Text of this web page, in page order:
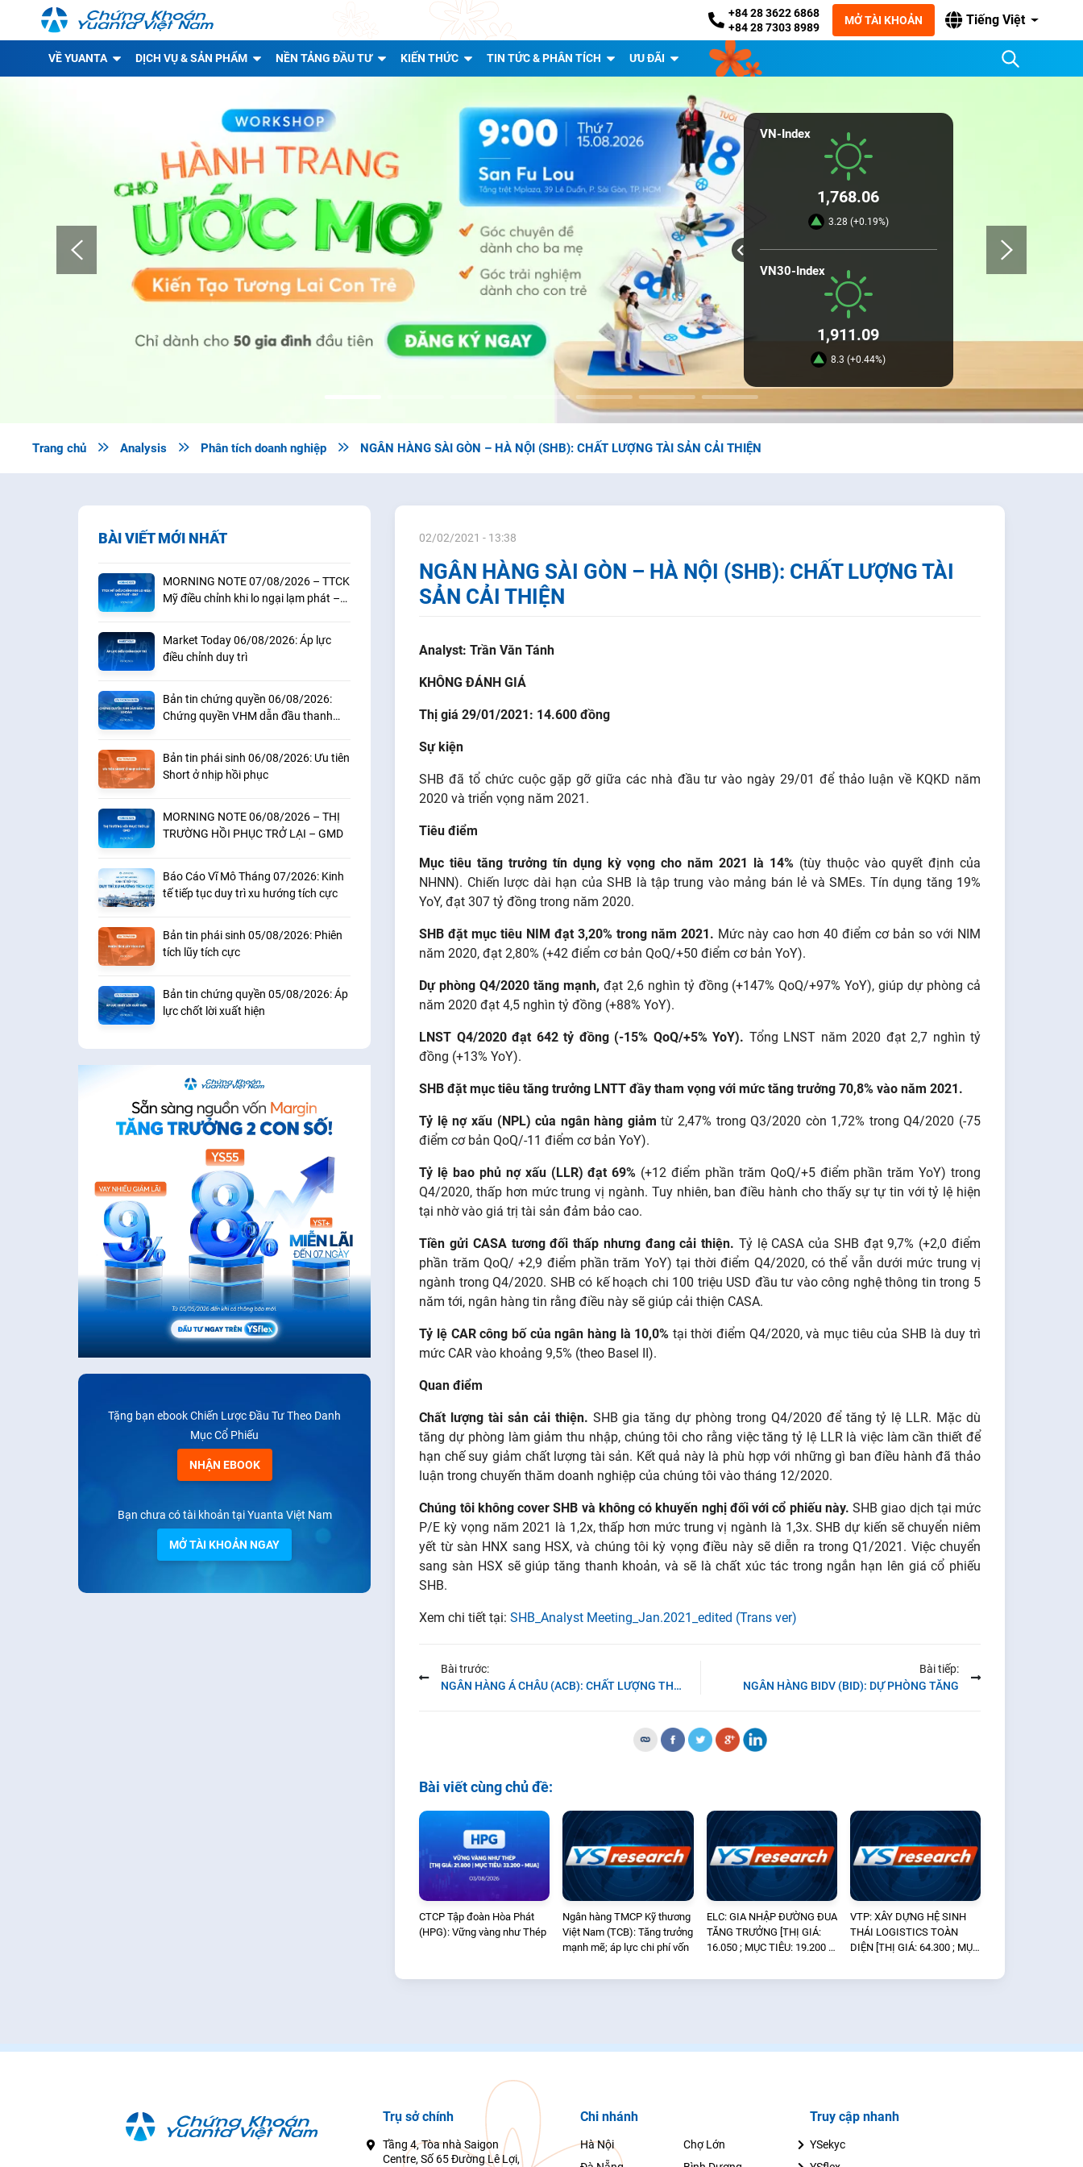
+84 28 3622 6868
+84 28 7303 8989
MỞ TÀI KHOẢN Tiếng Việt
VỀ YUANTA DỊCH VỤ & SẢN PHẨM NỀN TẢNG ĐẦU TƯ KIẾN THỨC TIN TỨC & PHÂN TÍCH ƯU ĐÃI
VN-Index
1,768.06
3.28 (+0.19%)
VN30-Index
1,911.09
8.3 (+0.44%)
Trang chủ  Analysis  Phân tích doanh nghiệp  NGÂN HÀNG SÀI GÒN – HÀ NỘI (SHB): CHẤT LƯỢNG TÀI SẢN CẢI THIỆN
BÀI VIẾT MỚI NHẤT
MORNING NOTE 07/08/2026 – TTCK
Mỹ điều chỉnh khi lo ngại lạm phát –
Market Today 06/08/2026: Áp lực
điều chỉnh duy trì
Bản tin chứng quyền 06/08/2026:
Chứng quyền VHM dẫn đầu thanh
Bản tin phái sinh 06/08/2026: Ưu tiên
Short ở nhịp hồi phục
MORNING NOTE 06/08/2026 – THỊ
TRƯỜNG HỒI PHỤC TRỞ LẠI – GMD
Báo Cáo Vĩ Mô Tháng 07/2026: Kinh
tế tiếp tục duy trì xu hướng tích cực
Bản tin phái sinh 05/08/2026: Phiên
tích lũy tích cực
Bản tin chứng quyền 05/08/2026: Áp
lực chốt lời xuất hiện
Tặng bạn ebook Chiến Lược Đầu Tư Theo Danh
Mục Cổ Phiếu
NHẬN EBOOK
Bạn chưa có tài khoản tại Yuanta Việt Nam
MỞ TÀI KHOẢN NGAY
02/02/2021 - 13:38
NGÂN HÀNG SÀI GÒN – HÀ NỘI (SHB): CHẤT LƯỢNG TÀI
SẢN CẢI THIỆN
Analyst: Trần Văn Tánh
KHÔNG ĐÁNH GIÁ
Thị giá 29/01/2021: 14.600 đồng
Sự kiện
SHB đã tổ chức cuộc gặp gỡ giữa các nhà đầu tư vào ngày 29/01 để thảo luận về KQKD năm
2020 và triển vọng năm 2021.
Tiêu điểm
Mục tiêu tăng trưởng tín dụng kỳ vọng cho năm 2021 là 14% (tùy thuộc vào quyết định của
NHNN). Chiến lược dài hạn của SHB là tập trung vào mảng bán lẻ và SMEs. Tín dụng tăng 19%
YoY, đạt 307 tỷ đồng trong năm 2020.
SHB đặt mục tiêu NIM đạt 3,20% trong năm 2021. Mức này cao hơn 40 điểm cơ bản so với NIM
năm 2020, đạt 2,80% (+42 điểm cơ bản QoQ/+50 điểm cơ bản YoY).
Dự phòng Q4/2020 tăng mạnh, đạt 2,6 nghìn tỷ đồng (+147% QoQ/+97% YoY), giúp dự phòng cả
năm 2020 đạt 4,5 nghìn tỷ đồng (+88% YoY).
LNST Q4/2020 đạt 642 tỷ đồng (-15% QoQ/+5% YoY). Tổng LNST năm 2020 đạt 2,7 nghìn tỷ
đồng (+13% YoY).
SHB đặt mục tiêu tăng trưởng LNTT đầy tham vọng với mức tăng trưởng 70,8% vào năm 2021.
Tỷ lệ nợ xấu (NPL) của ngân hàng giảm từ 2,47% trong Q3/2020 còn 1,72% trong Q4/2020 (-75
điểm cơ bản QoQ/-11 điểm cơ bản YoY).
Tỷ lệ bao phủ nợ xấu (LLR) đạt 69% (+12 điểm phần trăm QoQ/+5 điểm phần trăm YoY) trong
Q4/2020, thấp hơn mức trung vị ngành. Tuy nhiên, ban điều hành cho thấy sự tự tin với tỷ lệ hiện
tại nhờ vào giá trị tài sản đảm bảo cao.
Tiền gửi CASA tương đối thấp nhưng đang cải thiện. Tỷ lệ CASA của SHB đạt 9,7% (+2,0 điểm
phần trăm QoQ/ +2,9 điểm phần trăm YoY) tại thời điểm Q4/2020, có thể vẫn dưới mức trung vị
ngành trong Q4/2020. SHB có kế hoạch chi 100 triệu USD đầu tư vào công nghệ thông tin trong 5
năm tới, ngân hàng tin rằng điều này sẽ giúp cải thiện CASA.
Tỷ lệ CAR công bố của ngân hàng là 10,0% tại thời điểm Q4/2020, và mục tiêu của SHB là duy trì
mức CAR vào khoảng 9,5% (theo Basel II).
Quan điểm
Chất lượng tài sản cải thiện. SHB gia tăng dự phòng trong Q4/2020 để tăng tỷ lệ LLR. Mặc dù
tăng dự phòng làm giảm thu nhập, chúng tôi cho rằng việc tăng tỷ lệ LLR là việc làm cần thiết để
hạn chế suy giảm chất lượng tài sản. Kết quả này là phù hợp với những gì ban điều hành đã thảo
luận trong chuyến thăm doanh nghiệp của chúng tôi vào tháng 12/2020.
Chúng tôi không cover SHB và không có khuyến nghị đối với cổ phiếu này. SHB giao dịch tại mức
P/E kỳ vọng năm 2021 là 1,2x, thấp hơn mức trung vị ngành là 1,3x. SHB dự kiến sẽ chuyển niêm
yết từ sàn HNX sang HSX, và chúng tôi kỳ vọng điều này sẽ diễn ra trong Q1/2021. Việc chuyển
sang sàn HSX sẽ giúp tăng thanh khoản, và sẽ là chất xúc tác trong ngắn hạn lên giá cổ phiếu
SHB.
Xem chi tiết tại:SHB_Analyst Meeting_Jan.2021_edited (Trans ver)
Bài trước:
NGÂN HÀNG Á CHÂU (ACB): CHẤT LƯỢNG THU NHẬP TỐT
Bài tiếp:
NGÂN HÀNG BIDV (BID): DỰ PHÒNG TĂNG
Bài viết cùng chủ đề:
CTCP Tập đoàn Hòa Phát
(HPG): Vững vàng như Thép
Ngân hàng TMCP Kỹ thương
Việt Nam (TCB): Tăng trưởng
mạnh mẽ; áp lực chi phí vốn
ELC: GIA NHẬP ĐƯỜNG ĐUA
TĂNG TRƯỞNG [THỊ GIÁ:
16.050 ; MỤC TIÊU: 19.200 —
VTP: XÂY DỰNG HỆ SINH
THÁI LOGISTICS TOÀN
DIỆN [THỊ GIÁ: 64.300 ; MỤC
GIÁ]
Trụ sở chính
Tầng 4, Tòa nhà Saigon
Centre, Số 65 Đường Lê Lợi,
Chi nhánh
Hà Nội
Chợ Lớn
Truy cập nhanh
YSekyc